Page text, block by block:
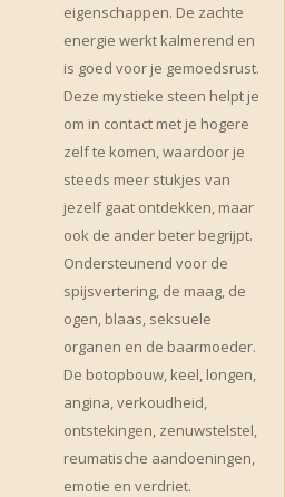
eigenschappen. De zachte
energie werkt kalmerend en
is goed voor je gemoedsrust.
Deze mystieke steen helpt je
om in contact met je hogere
zelf te komen, waardoor je
steeds meer stukjes van
jezelf gaat ontdekken, maar
ook de ander beter begrijpt.
Ondersteunend voor de
spijsvertering, de maag, de
ogen, blaas, seksuele
organen en de baarmoeder.
De botopbouw, keel, longen,
angina, verkoudheid,
ontstekingen, zenuwstelstel,
reumatische aandoeningen,
emotie en verdriet.